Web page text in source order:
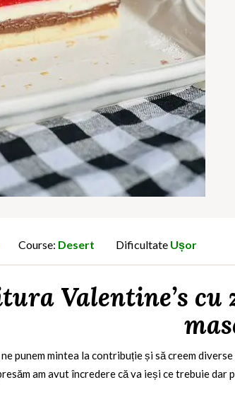
Course: Desert Dificultate Ușor
Valentine’s cu
punem mintea la contribuție și să creem
am avut încredere că va ieși ce trebuie